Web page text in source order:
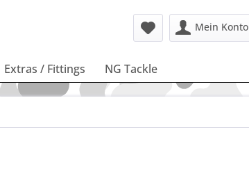
Mein Konto
Extras / Fittings NG Tackle